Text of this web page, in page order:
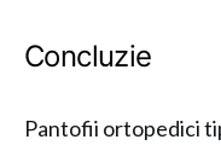
Concluzie
Pantofii ortopedici